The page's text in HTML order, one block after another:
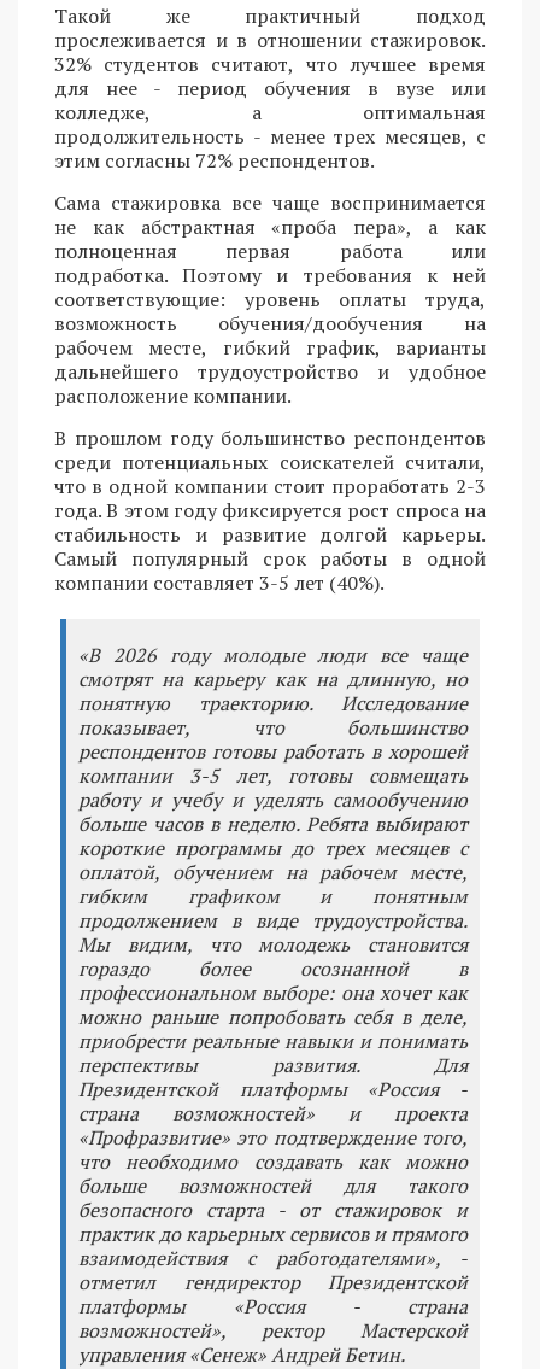
Такой же практичный подход
прослеживается и в отношении стажировок.
32% студентов считают, что лучшее время
для нее - период обучения в вузе или
колледже, а оптимальная
продолжительность - менее трех месяцев, с
этим согласны 72% респондентов.
Сама стажировка все чаще воспринимается
не как абстрактная «проба пера», а как
полноценная первая работа или
подработка. Поэтому и требования к ней
соответствующие: уровень оплаты труда,
возможность обучения/дообучения на
рабочем месте, гибкий график, варианты
дальнейшего трудоустройство и удобное
расположение компании.
В прошлом году большинство респондентов
среди потенциальных соискателей считали,
что в одной компании стоит проработать 2-3
года. В этом году фиксируется рост спроса на
стабильность и развитие долгой карьеры.
Самый популярный срок работы в одной
компании составляет 3-5 лет (40%).
«В 2026 году молодые люди все чаще
смотрят на карьеру как на длинную, но
понятную траекторию. Исследование
показывает, что большинство
респондентов готовы работать в хорошей
компании 3-5 лет, готовы совмещать
работу и учебу и уделять самообучению
больше часов в неделю. Ребята выбирают
короткие программы до трех месяцев с
оплатой, обучением на рабочем месте,
гибким графиком и понятным
продолжением в виде трудоустройства.
Мы видим, что молодежь становится
гораздо более осознанной в
профессиональном выборе: она хочет как
можно раньше попробовать себя в деле,
приобрести реальные навыки и понимать
перспективы развития. Для
Президентской платформы «Россия -
страна возможностей» и проекта
«Профразвитие» это подтверждение того,
что необходимо создавать как можно
больше возможностей для такого
безопасного старта - от стажировок и
практик до карьерных сервисов и прямого
взаимодействия с работодателями», -
отметил гендиректор Президентской
платформы «Россия - страна
возможностей», ректор Мастерской
управления «Сенеж» Андрей Бетин.